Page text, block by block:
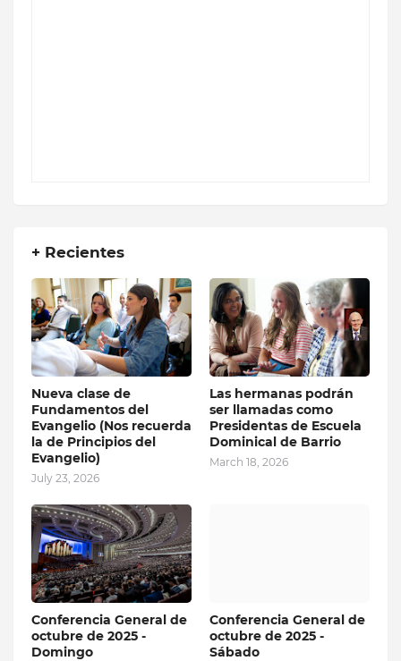
+ Recientes
Nueva clase de
Fundamentos del
Evangelio (Nos recuerda
la de Principios del
Evangelio)
July 23, 2026
Las hermanas podrán
ser llamadas como
Presidentas de Escuela
Dominical de Barrio
March 18, 2026
Conferencia General de
octubre de 2025 -
Domingo
Conferencia General de
octubre de 2025 -
Sábado